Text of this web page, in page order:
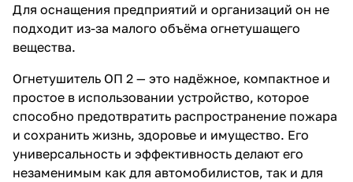
Для оснащения предприятий и организаций он не
подходит из-за малого объёма огнетушащего
вещества.
Огнетушитель ОП 2 — это надёжное, компактное и
простое в использовании устройство, которое
способно предотвратить распространение пожара
и сохранить жизнь, здоровье и имущество. Его
универсальность и эффективность делают его
незаменимым как для автомобилистов, так и для